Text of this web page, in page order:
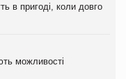
в пригоді, коли довго
можливості